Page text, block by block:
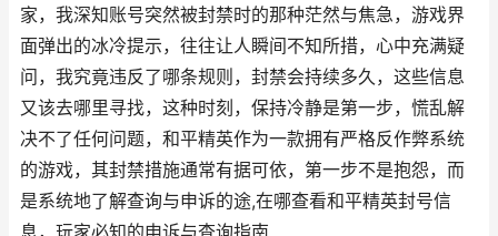
家，我深知账号突然被封禁时的那种茫然与焦急，游戏界
面弹出的冰冷提示，往往让人瞬间不知所措，心中充满疑
问，我究竟违反了哪条规则，封禁会持续多久，这些信息
又该去哪里寻找，这种时刻，保持冷静是第一步，慌乱解
决不了任何问题，和平精英作为一款拥有严格反作弊系统
的游戏，其封禁措施通常有据可依，第一步不是抱怨，而
是系统地了解查询与申诉的途,在哪查看和平精英封号信